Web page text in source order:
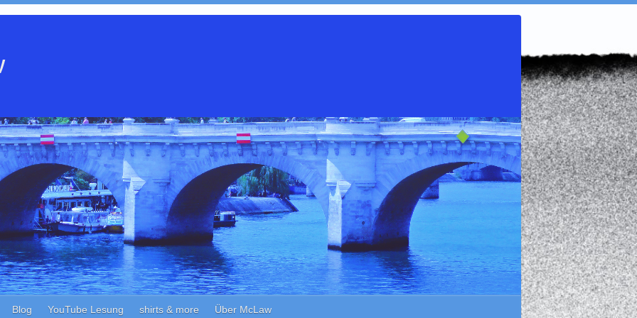
Blog YouTube Lesung shirts & more Über McLaw